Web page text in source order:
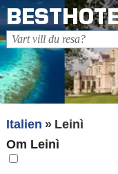
Italien
Leinì
Om Leinì